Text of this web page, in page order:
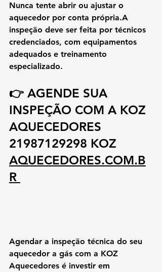
Nunca tente abrir ou ajustar o
aquecedor por conta própria.A
inspeção deve ser feita por técnicos
credenciados, com equipamentos
adequados e treinamento
especializado.
👉 AGENDE SUA
INSPEÇÃO COM A KOZ
AQUECEDORES
21987129298 KOZ
AQUECEDORES.COM.B
R
Agendar a inspeção técnica do seu
aquecedor a gás com a KOZ
Aquecedores é investir em